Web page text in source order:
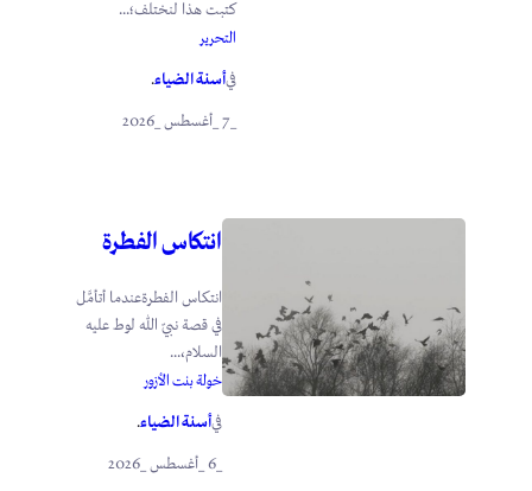
كتبت هذا لنختلف؛...
التحرير
فيأسنة الضياء.
انتكاس الفطرة
انتكاس الفطرةعندما أتأمَّل
في قصة نبيّ الله لوط عليه
السلام،...
خولة بنت الأزور
فيأسنة الضياء.